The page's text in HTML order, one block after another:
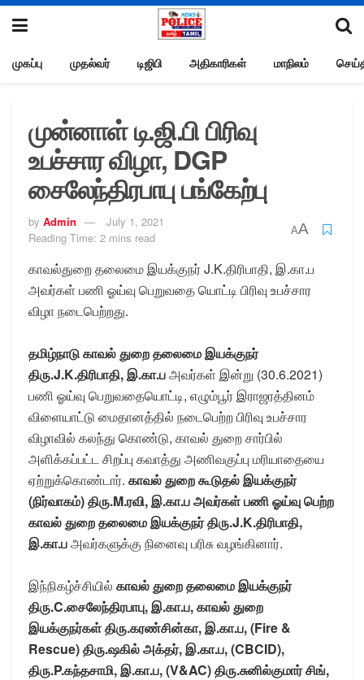
முகப்பு முதல்வர் டிஜிபி அதிகாரிகள் மாநிலம்
முன்னாள் டி.ஜி.பி பிரிவு
உபச்சார விழா, DGP
சைலேந்திரபாபு பங்கேற்பு
by Admin
July 1, 2021
Reading Time: 2 mins read
AA
காவல்துறை தலைமை இயக்குநர் J.K.திரிபாதி, இ.கா.ப
அவர்கள் பணி ஓய்வு பெறுவதை யொட்டி பிரிவு உபச்சார
விழா நடைபெற்றது.
தமிழ்நாடு காவல் துறை தலைமை இயக்குநர்
திரு.J.K.திரிபாதி, இ.கா.பஅவர்கள் இன்று (30.6.2021)
பணி ஓய்வு பெறுவதையொட்டி, எழும்பூர் இராஜரத்தினம்
விளையாட்டு மைதானத்தில் நடைபெற்ற பிரிவு உபச்சார
விழாவில் கலந்து கொண்டு, காவல் துறை சார்பில்
அளிக்கப்பட்ட சிறப்பு கவாத்து அணிவகுப்பு மரியாதையை
ஏற்றுக்கொண்டார். காவல் துறை கூடுதல் இயக்குநர்
(நிர்வாகம்) திரு.M.ரவி, இ.கா.ப அவர்கள் பணி ஓய்வு பெற்ற
காவல் துறை தலைமை இயக்குநர் திரு.J.K.திரிபாதி,
இ.கா.பஅவர்களுக்கு நினைவு பரிசு வழங்கினார்.
இந்நிகழ்ச்சியில் காவல் துறை தலைமை இயக்குநர்
திரு.C.சைலேந்திரபாபு, இ.கா.ப, காவல் துறை
இயக்குநர்கள் திரு.கரண்சின்கா, இ.கா.ப, (Fire &
Rescue) திரு.ஷகில் அக்தர், இ.கா.ப, (CBCID),
திரு.P.கந்தசாமி, இ.கா.ப, (V&AC) திரு.சுனில்குமார் சிங்,